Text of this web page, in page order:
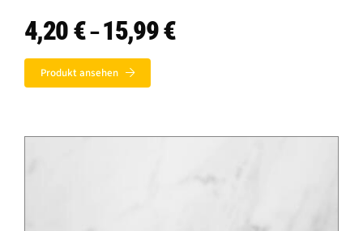
4,20€ –15,99€Preisspanne:
4,20 €
Produkt ansehen